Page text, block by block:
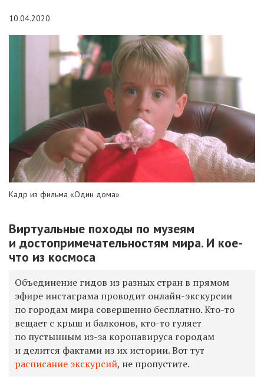
10.04.2020
Кадр из фильма «Один дома»
Виртуальные походы по музеям
и достопримечательностям мира. И кое-
что из космоса
Объединение гидов из разных стран в прямом
эфире инстаграма проводит онлайн-экскурсии
по городам мира совершенно бесплатно. Кто-то
вещает с крыш и балконов, кто-то гуляет
по пустынным из-за коронавируса городам
и делится фактами из их истории. Вот тут
расписание экскурсий, не пропустите.